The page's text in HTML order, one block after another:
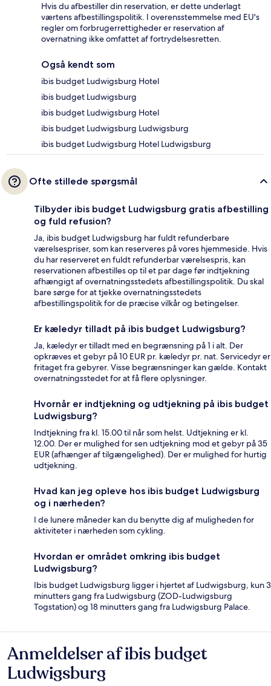
Hvis du afbestiller din reservation, er dette underlagt
værtens afbestillingspolitik. I overensstemmelse med EU's
regler om forbrugerrettigheder er reservation af
overnatning ikke omfattet af fortrydelsesretten.
Også kendt som
ibis budget Ludwigsburg Hotel
ibis budget Ludwigsburg
ibis budget Ludwigsburg Hotel
ibis budget Ludwigsburg Ludwigsburg
ibis budget Ludwigsburg Hotel Ludwigsburg
Ofte stillede spørgsmål
Tilbyder ibis budget Ludwigsburg gratis afbestilling
og fuld refusion?
Ja, ibis budget Ludwigsburg har fuldt refunderbare
værelsespriser, som kan reserveres på vores hjemmeside. Hvis
du har reserveret en fuldt refunderbar værelsespris, kan
reservationen afbestilles op til et par dage før indtjekning
afhængigt af overnatningsstedets afbestillingspolitik. Du skal
bare sørge for at tjekke overnatningsstedets
afbestillingspolitik for de præcise vilkår og betingelser.
Er kæledyr tilladt på ibis budget Ludwigsburg?
Ja, kæledyr er tilladt med en begrænsning på 1 i alt. Der
opkræves et gebyr på 10 EUR pr. kæledyr pr. nat. Servicedyr er
fritaget fra gebyrer. Visse begrænsninger kan gælde. Kontakt
overnatningsstedet for at få flere oplysninger.
Hvornår er indtjekning og udtjekning på ibis budget
Ludwigsburg?
Indtjekning fra kl. 15.00 til når som helst. Udtjekning er kl.
12.00. Der er mulighed for sen udtjekning mod et gebyr på 35
EUR (afhænger af tilgængelighed). Der er mulighed for hurtig
udtjekning.
Hvad kan jeg opleve hos ibis budget Ludwigsburg
og i nærheden?
I de lunere måneder kan du benytte dig af muligheden for
aktiviteter i nærheden som cykling.
Hvordan er området omkring ibis budget
Ludwigsburg?
Ibis budget Ludwigsburg ligger i hjertet af Ludwigsburg, kun 3
minutters gang fra Ludwigsburg (ZOD-Ludwigsburg
Togstation) og 18 minutters gang fra Ludwigsburg Palace.
Anmeldelser
Anmeldelser af ibis budget
Ludwigsburg